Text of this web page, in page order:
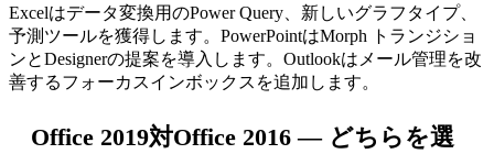
Excelはデータ変換用のPower Query、新しいグラフタイプ、
予測ツールを獲得します。PowerPointはMorph トランジショ
ンとDesignerの提案を導入します。Outlookはメール管理を改
善するフォーカスインボックスを追加します。
Office 2019対Office 2016 — どちらを選